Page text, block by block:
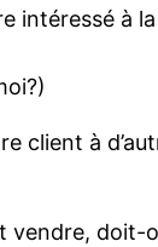
intéressé à
à